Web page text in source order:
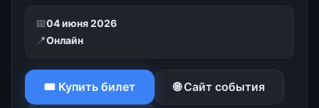
📅04 июня 2026
📍Онлайн
🎟 Купить билет 🌐 Сайт события